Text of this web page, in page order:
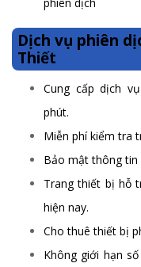
Dịch vụ phiên
Thiết
Cung cấp dịch
phút.
Miễn phí kiểm tra
Bảo mật thông
Trang thiết bị hỗ
hiện nay.
Cho thuê thiết bị
Không giới hạn